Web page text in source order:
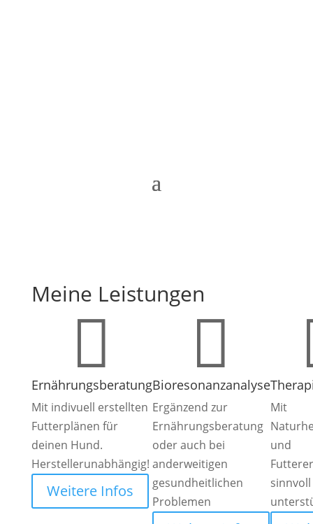
Meine Leistungen

Ernährungsberatung
Mit indivuell erstellten
Futterplänen für
deinen Hund.
Herstellerunabhängig!
Weitere Infos

Bioresonanzanalyse
Ergänzend zur
Ernährungsberatung
oder auch bei
anderweitigen
gesundheitlichen
Problemen
Mit
und
sinnvoll